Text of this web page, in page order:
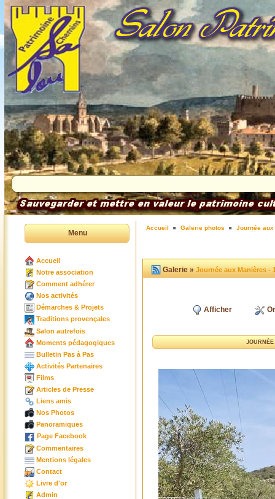
Menu
Accueil
Notre association
Comment adhérer
Nos activités
Démarches & Projets
Traditions provençales
Salon autrefois
Moments pédagogiques
Bulletin Pas à Pas
Activités Partenaires
Films
Articles de Presse
Liens amis
Nos Photos
Panoramiques
Page Facebook
Commentaires
Mentions légales
Contact
Livre d'or
Admin
Accueil Galerie photos Journée aux
Galerie »Journée aux Manières -
Afficher